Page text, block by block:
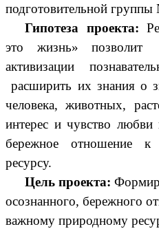
подготовительной
Гипотеза проекта:
это жизнь» позволит
активизации
расширить их знания о
человека, животных,
интерес и чувство
бережное отношение
ресурсу.
Цель проекта:
осознанного, бережного
важному природному